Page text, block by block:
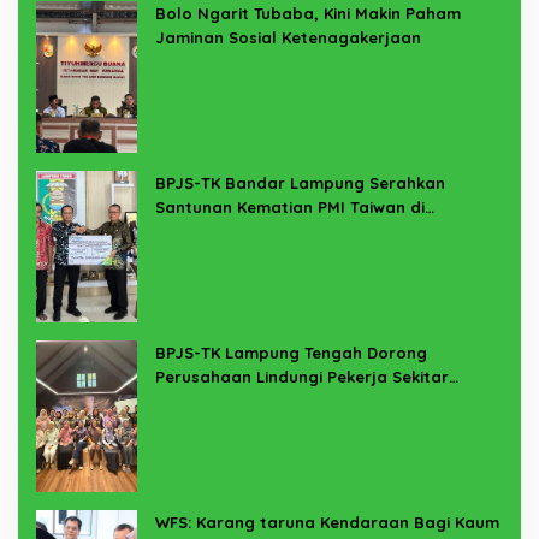
Bolo Ngarit Tubaba, Kini Makin Paham
Jaminan Sosial Ketenagakerjaan
BPJS-TK Bandar Lampung Serahkan
Santunan Kematian PMI Taiwan di
BPJS-TK Lampung Tengah Dorong
Perusahaan Lindungi Pekerja Sekitar
WFS: Karang taruna Kendaraan Bagi Kaum